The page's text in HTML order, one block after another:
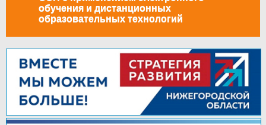
обучения и дистанционных
образовательных технологий